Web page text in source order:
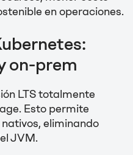
en operaciones.
on-prem
LTS totalmente
Esto permite
eliminando
JVM.